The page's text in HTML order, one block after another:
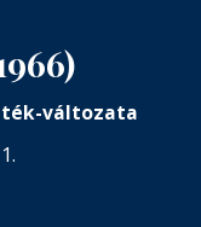
változata